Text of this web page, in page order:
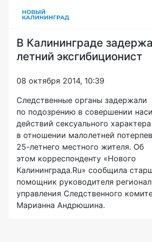
В Калининграде
летний эксгибиционист
08 октября 2014, 10:39
Следственные органы задержали
по подозрению в совершении
действий сексуального характера
в отношении малолетней
25-летнего местного жителя. Об
этом корреспонденту «Нового
Калининграда.Ru» сообщила
помощник руководителя
управления Следственного
Марианна Андрюшина.